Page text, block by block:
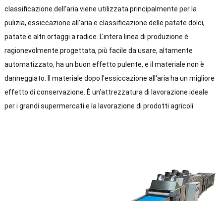
classificazione dell'aria viene utilizzata principalmente per la
pulizia, essiccazione all'aria e classificazione delle patate dolci,
patate e altri ortaggi a radice. L'intera linea di produzione è
ragionevolmente progettata, più facile da usare, altamente
automatizzato, ha un buon effetto pulente, e il materiale non è
danneggiato. Il materiale dopo l'essiccazione all'aria ha un migliore
effetto di conservazione. È un'attrezzatura di lavorazione ideale
per i grandi supermercati e la lavorazione di prodotti agricoli.